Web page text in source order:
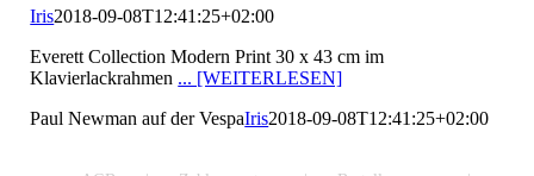
Iris2018-09-08T12:41:25+02:00
Everett Collection Modern Print 30 x 43 cm im
Klavierlackrahmen ... [WEITERLESEN]
Paul Newman auf der VespaIris2018-09-08T12:41:25+02:00